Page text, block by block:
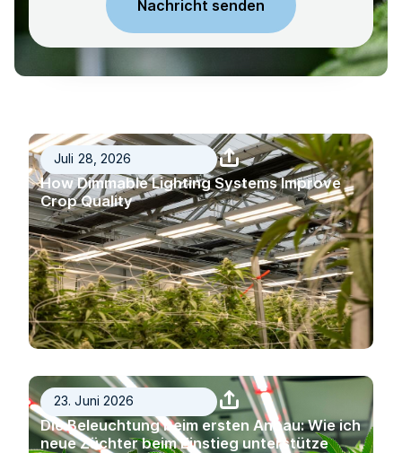
Juli 28, 2026
How Dimmable Lighting Systems Improve
Crop Quality
23. Juni 2026
Die Beleuchtung beim ersten Anbau: Wie ich
neue Züchter beim Einstieg unterstütze